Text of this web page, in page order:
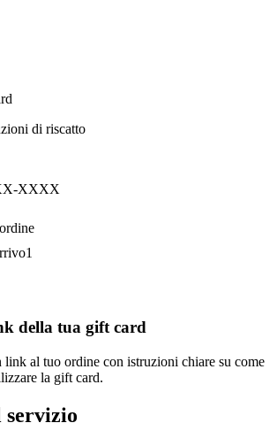
di riscatto
XXXX
1
della tua gift card
al tuo ordine con istruzioni chiare su come
la gift card.
servizio